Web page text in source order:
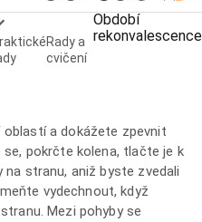
Rady a
cvičení
Období
rekonvalescence
oblastí a dokážete zpevnit
pokrčte kolena, tlačte je k
stranu, aniž byste zvedali
vydechnout, když
Mezi pohyby se